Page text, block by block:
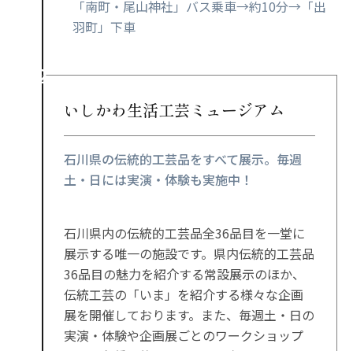
「南町・尾山神社」バス乗車→約10分→「出
羽町」下車
いしかわ生活工芸ミュージアム
石川県の伝統的工芸品をすべて展示。毎週
土・日には実演・体験も実施中！
石川県内の伝統的工芸品全36品目を一堂に
展示する唯一の施設です。県内伝統的工芸品
36品目の魅力を紹介する常設展示のほか、
伝統工芸の「いま」を紹介する様々な企画
展を開催しております。また、毎週土・日の
実演・体験や企画展ごとのワークショップ